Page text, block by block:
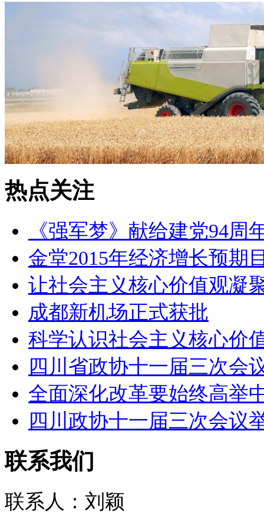
热点关注
《强军梦》献给建党94周
金堂2015年经济增长预期
让社会主义核心价值观凝
成都新机场正式获批
科学认识社会主义核心价
四川省政协十一届三次会
全面深化改革要始终高举
四川政协十一届三次会议
联系我们
联系人：刘颖